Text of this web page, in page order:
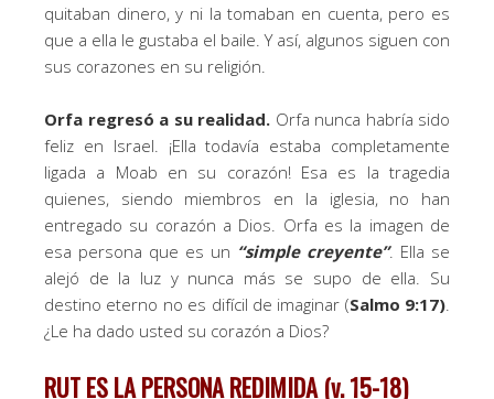
quitaban dinero, y ni la tomaban en cuenta, pero es
que a ella le gustaba el baile. Y así, algunos siguen con
sus corazones en su religión.
Orfa regresó a su realidad. Orfa nunca habría sido
feliz en Israel. ¡Ella todavía estaba completamente
ligada a Moab en su corazón! Esa es la tragedia
quienes, siendo miembros en la iglesia, no han
entregado su corazón a Dios. Orfa es la imagen de
esa persona que es un “simple creyente”. Ella se
alejó de la luz y nunca más se supo de ella. Su
destino eterno no es difícil de imaginar (Salmo 9:17)
¿Le ha dado usted su corazón a Dios?
RUT ES LA PERSONA REDIMIDA (v. 15-18)